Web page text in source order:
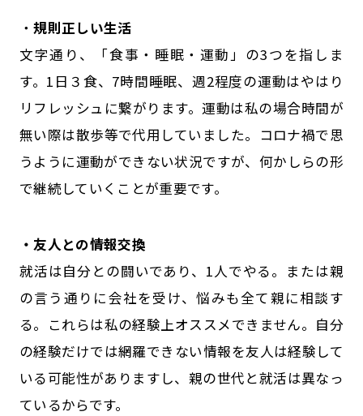
・規則正しい生活
文字通り、「食事・睡眠・運動」の3つを指しま
す。1日３食、7時間睡眠、週2程度の運動はやはり
リフレッシュに繋がります。運動は私の場合時間が
無い際は散歩等で代用していました。コロナ禍で思
うように運動ができない状況ですが、何かしらの形
で継続していくことが重要です。
・友人との情報交換
就活は自分との闘いであり、1人でやる。または親
の言う通りに会社を受け、悩みも全て親に相談す
る。これらは私の経験上オススメできません。自分
の経験だけでは網羅できない情報を友人は経験して
いる可能性がありますし、親の世代と就活は異なっ
ているからです。